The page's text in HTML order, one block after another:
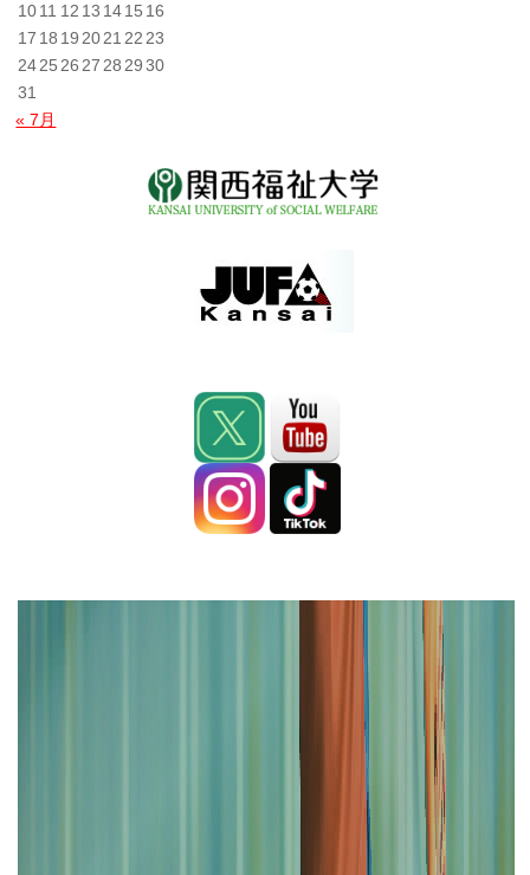
1011 12 13 1415 16
17 18 19 2021 22 23
2425 26 27 28 29 30
31
« 7月